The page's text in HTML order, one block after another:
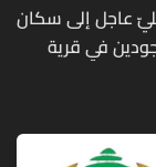
عاجل إلى سكان
في قرية